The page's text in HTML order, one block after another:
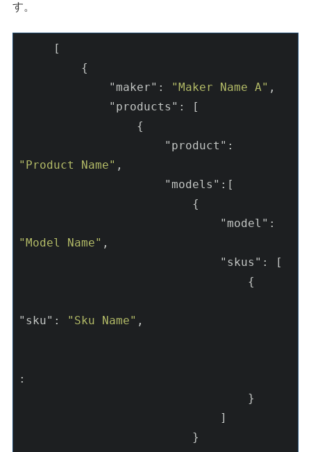
す。
"maker" : "Maker Name A" ,
"products" : [
"product"
"Product Name" ,
"models" :[
"model"
"Model Name" ,
"skus" : [
"sku" : "Sku Name" ,
: